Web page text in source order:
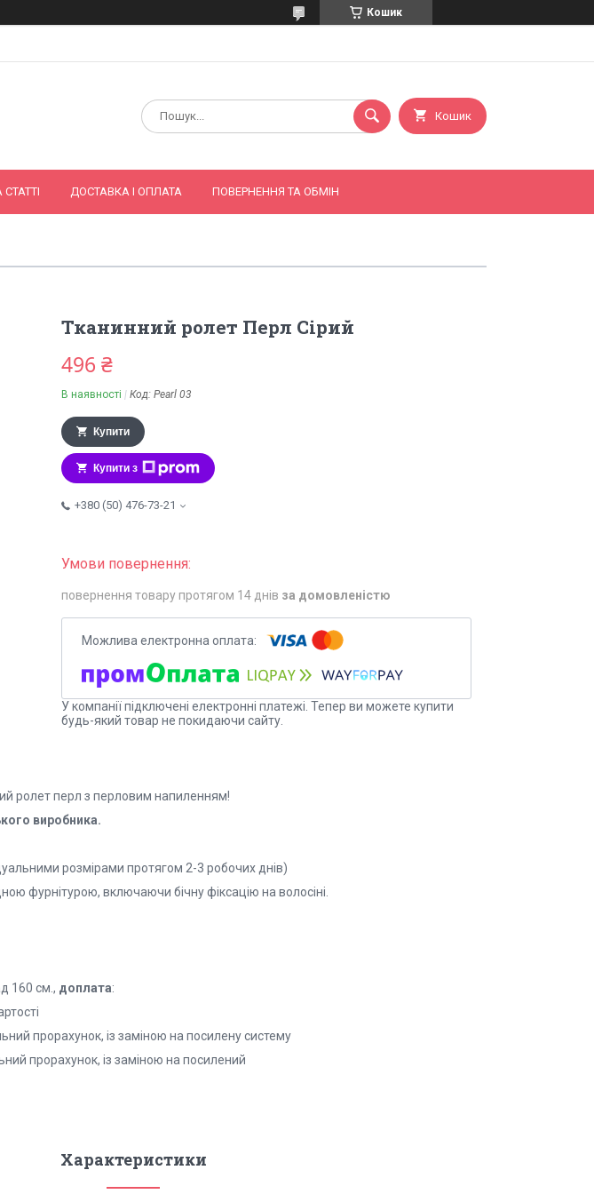
Кошик
Кошик
ДОСТАВКА І ОПЛАТА ПОВЕРНЕННЯ ТА ОБМІН
Тканинний ролет Перл Сірий
496 ₴
В наявності Код: Pearl 03
Купити
Купити з
+380 (50) 476-73-21
повернення товару протягом 14 днів за домовленістю
У компанії підключені електронні платежі. Тепер ви можете купити
будь-який товар не покидаючи сайту.
ролет перл з перловим напиленням!
виробника.
розмірами протягом 2-3 робочих днів)
фурнітурою, включаючи бічну фіксацію на волосіні.
160 см., доплата:
прорахунок, із заміною на посилену систему
прорахунок, із заміною на посилений
Характеристики